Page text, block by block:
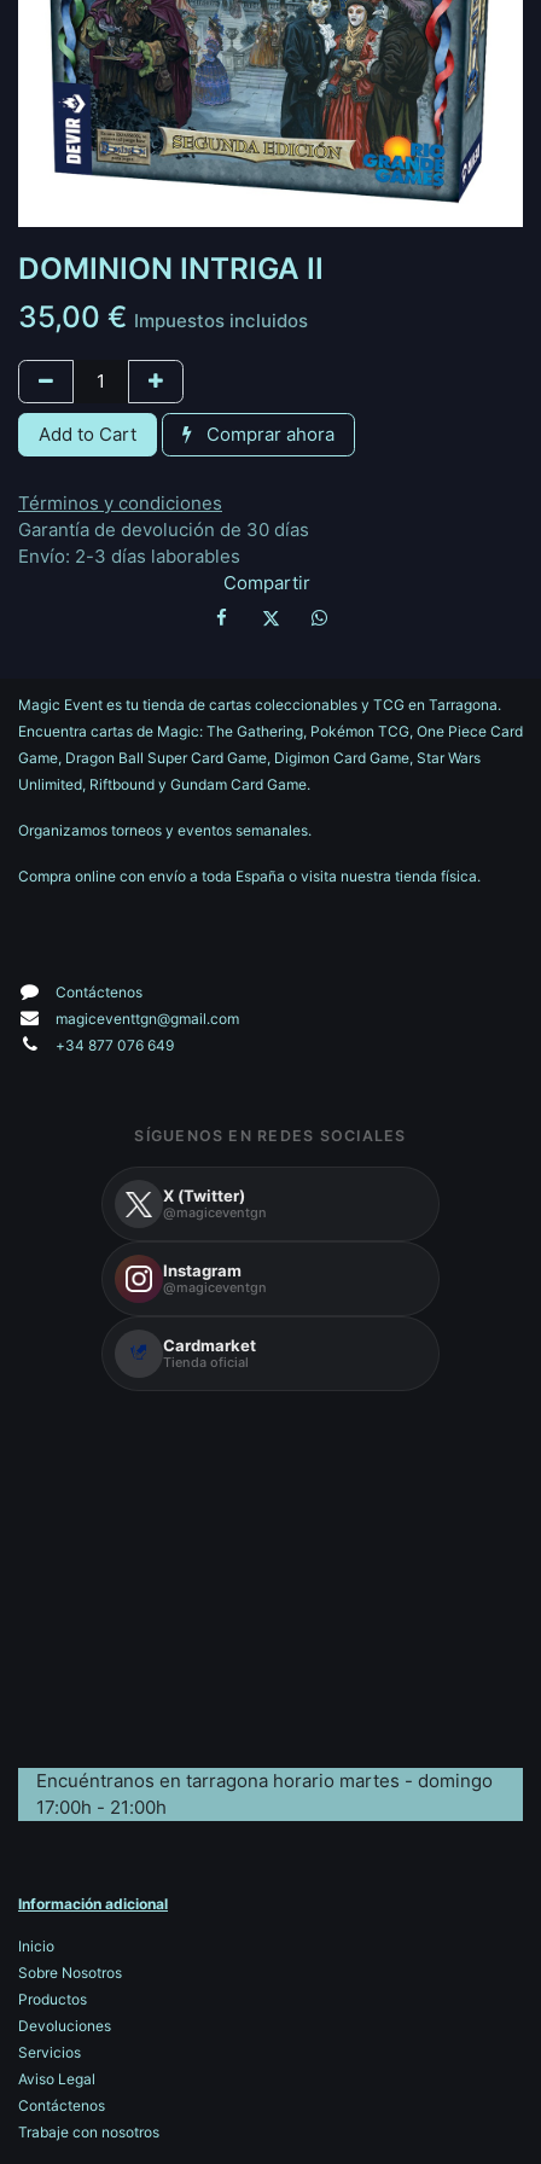
DOMINION INTRIGA II
35,00 € Impuestos incluidos
Add to Cart Comprar ahora
Términos y condiciones
Garantía de devolución de 30 días
Envío: 2-3 días laborables
Compartir
Magic Event es tu tienda de cartas coleccionables y TCG en Tarragona.
Encuentra cartas de Magic: The Gathering, Pokémon TCG, One Piece Card
Game, Dragon Ball Super Card Game, Digimon Card Game, Star Wars
Unlimited, Riftbound y Gundam Card Game.
Organizamos torneos y eventos semanales.
Compra online con envío a toda España o visita nuestra tienda física.
Contáctenos
magiceventtgn@gmail.com
+34 877 076 649
SÍGUENOS EN REDES SOCIALES
X (Twitter)
@magiceventgn
Instagram
@magiceventgn
Cardmarket
Tienda oficial
Encuéntranos en tarragona horario martes - domingo
17:00h - 21:00h
Información adicional
Inicio
Sobre Nosotros
Productos
Devoluciones
Servicios
Aviso Legal
Contáctenos
Trabaje con nosotros